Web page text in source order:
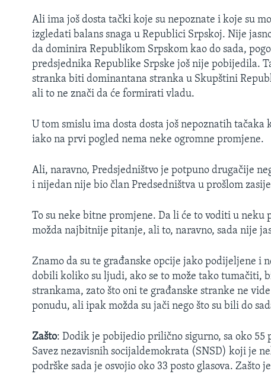
Ali ima još dosta tački koje su nepoznate i koje su
izgledati balans snaga u Republici Srpskoj. Nije
da dominira Republikom Srpskom kao do sada,
predsjednika Republike Srpske još nije pobijedila.
stranka biti dominantana stranka u Skupštini
ali to ne znači da će formirati vladu.
U tom smislu ima dosta dosta još nepoznatih
iako na prvi pogled nema neke ogromne promjene.
Ali, naravno, Predsjedništvo je potpuno drugačije
i nijedan nije bio član Predsedništva u prošlom
To su neke bitne promjene. Da li će to voditi u neku
možda najbitnije pitanje, ali to, naravno, sada nije
Znamo da su te građanske opcije jako podijeljene i
dobili koliko su ljudi, ako se to može tako tumačiti,
strankama, zato što oni te građanske stranke ne
ponudu, ali ipak možda su jači nego što su bili do
Zašto: Dodik je pobijedio prilično sigurno, sa oko 55
Savez nezavisnih socijaldemokrata (SNSD) koji je
podrške sada je osvojio oko 33 posto glasova. Zašto